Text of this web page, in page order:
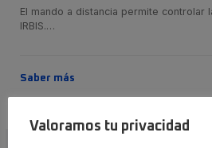
El mando a distancia permite controlar
IRBIS.…
Saber más
Valoramos tu privacidad